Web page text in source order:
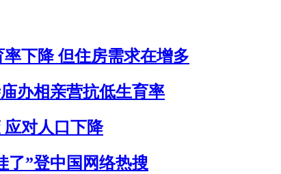
下降 但住房需求在增多
办相亲营抗低生育率
对人口下降
了”登中国网络热搜